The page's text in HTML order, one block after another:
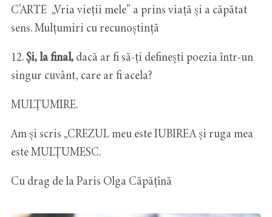
C’ARTE „Vria vieții mele” a prins viață și a căpătat
sens. Mulțumiri cu recunoștință
12.Și, la final,dacă ar fi să-ți definești poezia într-un
singur cuvânt, care ar fi acela?
MULȚUMIRE.
Am și scris „CREZUL meu este IUBIREA și ruga mea
este MULȚUMESC.
Cu drag de la Paris Olga Căpățînă